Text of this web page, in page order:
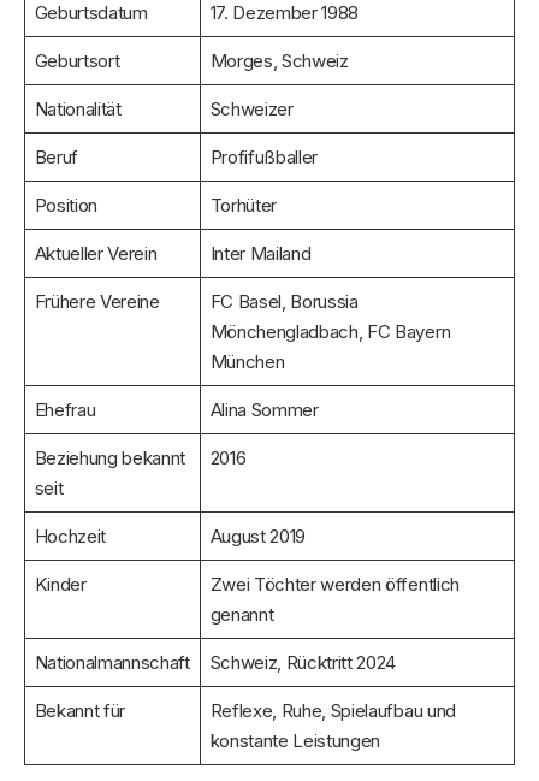
Geburtsdatum 17. Dezember 1988
Geburtsort Morges, Schweiz
Nationalität Schweizer
Beruf Profifußballer
Position Torhüter
Aktueller Verein Inter Mailand
Frühere Vereine
FC Basel, Borussia
Mönchengladbach, FC Bayern
München
Ehefrau Alina Sommer
Beziehung bekannt
seit
2016
Hochzeit August 2019
Kinder
Zwei Töchter werden öffentlich
genannt
Nationalmannschaft Schweiz, Rücktritt 2024
Bekannt für
Reflexe, Ruhe, Spielaufbau und
konstante Leistungen